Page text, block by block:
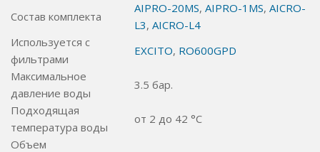
Состав комплекта
AIPRO-20MS, AIPRO-1MS, AICRO-
L3, AICRO-L4
Используется с
фильтрами
EXCITO, RO600GPD
Максимальное
давление воды
3.5 бар.
Подходящая
температура воды
от 2 до 42 °C
Объем